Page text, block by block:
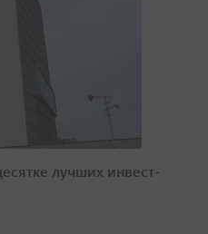
лучших инвест-